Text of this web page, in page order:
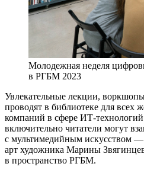
Молодежная неделя
в РГБМ 2023
Увлекательные лекции,
проводят в библиотеке для
компаний в сфере ИТ-
включительно читатели могут
с мультимедийным искусством —
арт художника Марины
в пространство РГБМ.